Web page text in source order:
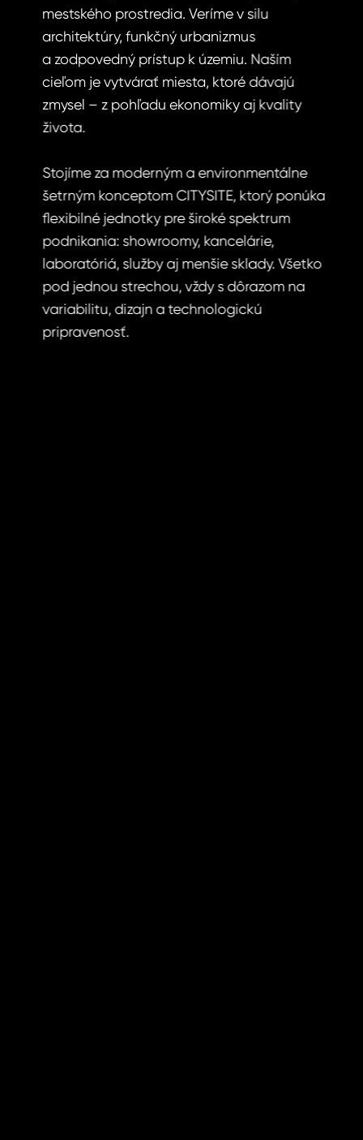
mestského prostredia. Veríme v silu
architektúry, funkčný urbanizmus
a zodpovedný prístup k územiu. Naším
cieľom je vytvárať miesta, ktoré dávajú
zmysel – z pohľadu ekonomiky aj kvality
života.
Stojíme za moderným a environmentálne
šetrným konceptom CITYSITE, ktorý ponúka
flexibilné jednotky pre široké spektrum
podnikania: showroomy, kancelárie,
laboratóriá, služby aj menšie sklady. Všetko
pod jednou strechou, vždy s dôrazom na
variabilitu, dizajn a technologickú
pripravenosť.